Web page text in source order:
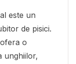
este un
de pisici.
o
unghiilor,